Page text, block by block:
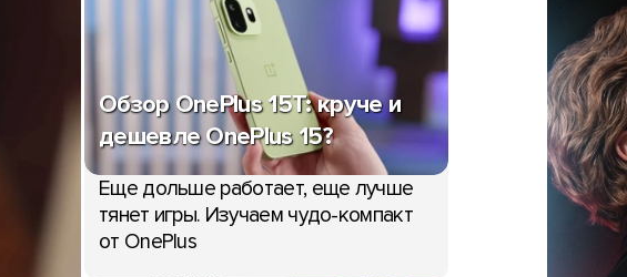
Обзор OnePlus 15T: круче и
дешевле OnePlus 15?
Еще дольше работает, еще лучше
тянет игры. Изучаем чудо-компакт
от OnePlus